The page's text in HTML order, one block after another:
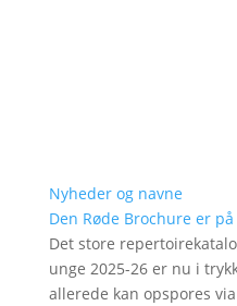
Nyheder og navne
Den Røde Brochure er
Det store
unge 2025-26 er nu i
allerede kan opspores